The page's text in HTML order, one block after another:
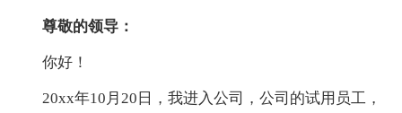
尊敬的领导：
你好！
20xx年10月20日，我进入公司，公司的试用员工，